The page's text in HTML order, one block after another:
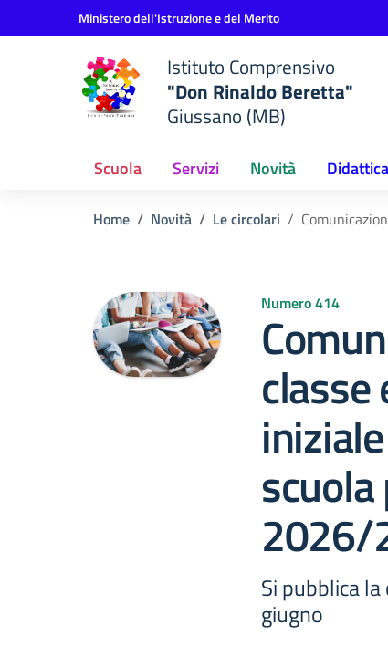
Vai ai contenuti
Vai al menu di navigazioneMinistero dell'Istruzione e del Merito
Istituto Comprensivo
"Don Rinaldo Beretta"
Giussano (MB)
Scuola Servizi Novità Didattica
Home Novità Le circolari
Numero 414
classe
2026/
Si pubblica
giugno